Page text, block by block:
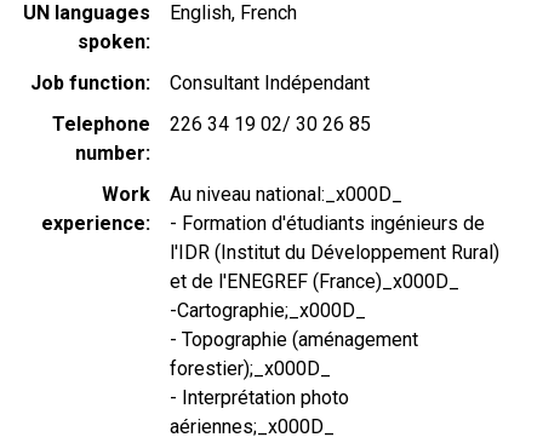
UN languages
spoken
English French
Job function
Consultant Indépendant
Telephone
number
226 34 19 02/ 30 26 85
Work
experience
Au niveau national:_x000D_
- Formation d'étudiants ingénieurs de
l'IDR (Institut du Développement Rural)
et de l'ENEGREF (France)_x000D_
-Cartographie;_x000D_
- Topographie (aménagement
forestier);_x000D_
- Interprétation photo
aériennes;_x000D_